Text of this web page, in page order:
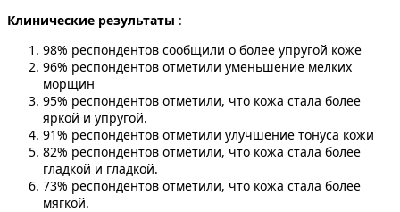
Клинические результаты :
98% респондентов сообщили о более упругой коже
96% респондентов отметили уменьшение мелких
морщин
95% респондентов отметили, что кожа стала более
яркой и упругой.
91% респондентов отметили улучшение тонуса кожи
82% респондентов отметили, что кожа стала более
гладкой и гладкой.
73% респондентов отметили, что кожа стала более
мягкой.